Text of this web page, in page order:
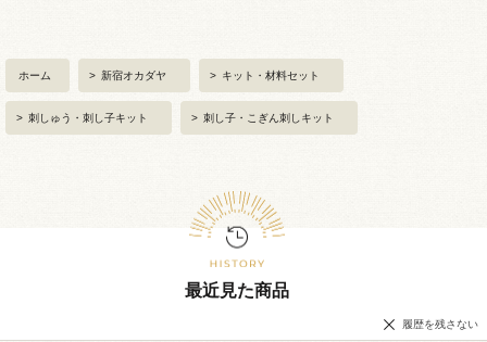
ホーム > 新宿オカダヤ > キット・材料セット
> 刺しゅう・刺し子キット > 刺し子・こぎん刺しキット
最近見た商品
履歴を残さない